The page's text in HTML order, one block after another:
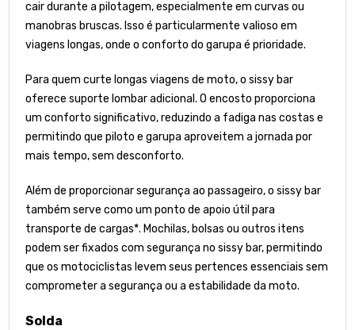
cair durante a pilotagem, especialmente em curvas ou
manobras bruscas. Isso é particularmente valioso em
viagens longas, onde o conforto do garupa é prioridade.
Para quem curte longas viagens de moto, o sissy bar
oferece suporte lombar adicional. O encosto proporciona
um conforto significativo, reduzindo a fadiga nas costas e
permitindo que piloto e garupa aproveitem a jornada por
mais tempo, sem desconforto.
Além de proporcionar segurança ao passageiro, o sissy bar
também serve como um ponto de apoio útil para
transporte de cargas*. Mochilas, bolsas ou outros itens
podem ser fixados com segurança no sissy bar, permitindo
que os motociclistas levem seus pertences essenciais sem
comprometer a segurança ou a estabilidade da moto.
Solda